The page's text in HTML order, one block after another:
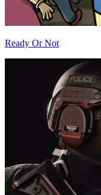
Ready Or Not